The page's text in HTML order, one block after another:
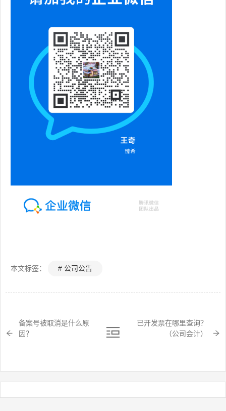
本文标签： # 公司公告
备案号被取消是什么原
因？
已开发票在哪里查询？
（公司会计）